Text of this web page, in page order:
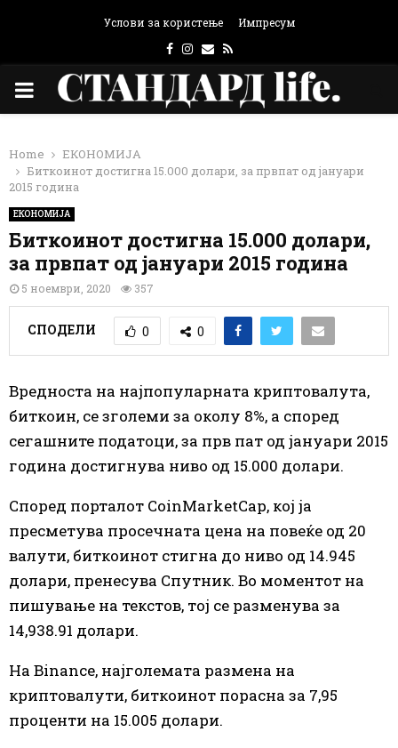
Услови за користење Импресум
Facebook
Instagram
Email
Rss
PRIMARY
Home
ЕКОНОМИЈА
Биткоинот достигна 15.000 долари, за првпат од јануари
2015 година
ЕКОНОМИЈА
Биткоинот достигна 15.000 долари,
за првпат од јануари 2015 година
5 ноември, 2020 357
СПОДЕЛИ 0 0
Вредноста на најпопуларната криптовалута,
биткоин, се зголеми за околу 8%, а според
сегашните податоци, за прв пат од јануари 2015
година достигнува ниво од 15.000 долари.
Според порталот CoinMarketCap, кој ја
пресметува просечната цена на повеќе од 20
валути, биткоинот стигна до ниво од 14.945
долари, пренесува Спутник. Во моментот на
пишување на текстов, тој се разменува за
14,938.91 долари.
На Binance, најголемата размена на
криптовалути, биткоинот порасна за 7,95
проценти на 15.005 долари.